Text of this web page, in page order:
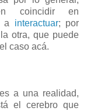
coincidir en
a interactuar; por
otra, que puede
caso acá.
a una realidad,
el cerebro que